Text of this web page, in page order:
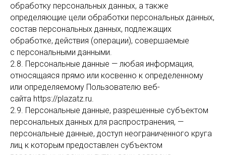
обработку персональных данных, а также
определяющие цели обработки персональных данных,
состав персональных данных, подлежащих
обработке, действия (операции), совершаемые
с персональными данными.
2.8. Персональные данные — любая информация,
относящаяся прямо или косвенно к определенному
или определяемому Пользователю веб-
сайта https://plazatz.ru.
2.9. Персональные данные, разрешенные субъектом
персональных данных для распространения, —
персональные данные, доступ неограниченного круга
лиц к которым предоставлен субъектом